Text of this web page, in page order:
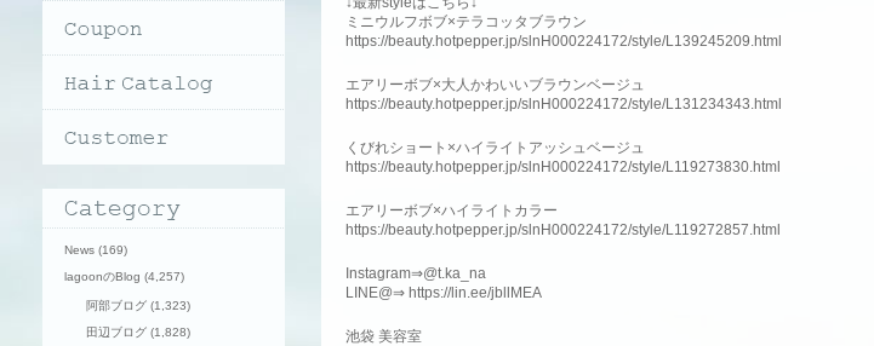
ミニウルフボブ×テラコッタブラウン
https://beauty.hotpepper.jp/slnH000224172/style/L139245209.html
エアリーボブ×大人かわいいブラウンベージュ
https://beauty.hotpepper.jp/slnH000224172/style/L131234343.html
くびれショート×ハイライトアッシュベージュ
https://beauty.hotpepper.jp/slnH000224172/style/L119273830.html
エアリーボブ×ハイライトカラー
https://beauty.hotpepper.jp/slnH000224172/style/L119272857.html
Instagram⇒@t.ka_na
LINE@⇒ https://lin.ee/jbllMEA
池袋 美容室
News (169)
lagoonのBlog (4,257)
阿部ブログ (1,323)
田辺ブログ (1,828)